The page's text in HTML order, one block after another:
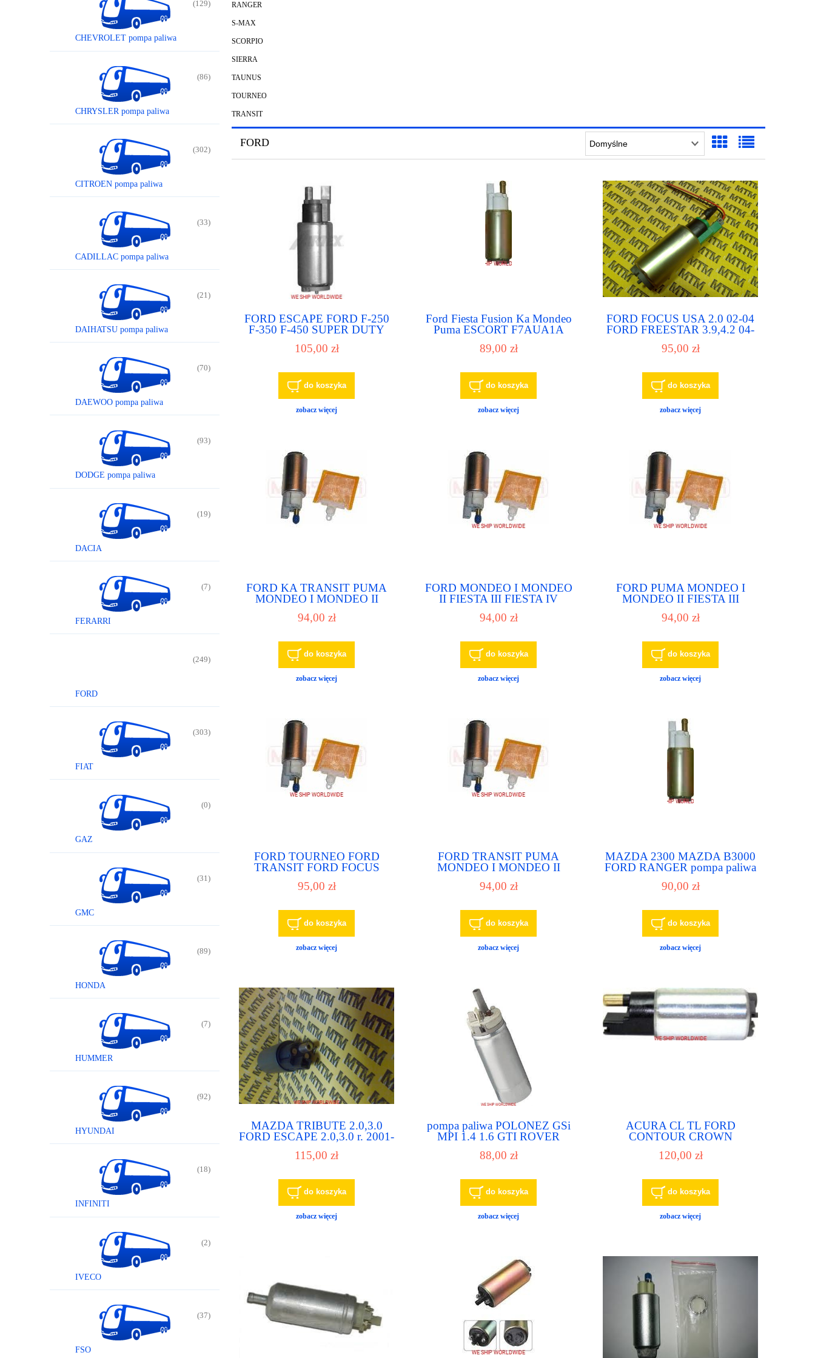
CHEVROLET pompa paliwa
(129)
CHRYSLER pompa paliwa
(86)
CITROEN pompa paliwa
(302)
CADILLAC pompa paliwa
(33)
DAIHATSU pompa paliwa
(21)
DAEWOO pompa paliwa
(70)
DODGE pompa paliwa
(93)
DACIA
(19)
FERARRI
(7)
FORD
(249)
FIAT
(303)
GAZ
(0)
GMC
(31)
HONDA
(89)
HUMMER
(7)
HYUNDAI
(92)
INFINITI
(18)
IVECO
(2)
FSO
(37)
RANGER
S-MAX
SCORPIO
SIERRA
TAUNUS
TOURNEO
TRANSIT
FORD
FORD ESCAPE FORD F-250
F-350 F-450 SUPER DUTY
TAURUS FORD
pompka paliwowa
105,00 zł
do koszyka
zobacz więcej
Ford Fiesta Fusion Ka Mondeo
Puma ESCORT F7AUA1A
89,00 zł
do koszyka
zobacz więcej
FORD FOCUS USA 2.0 02-04
FORD FREESTAR 3.9,4.2 04-
05-06 pompa paliwa, pompka
95,00 zł
do koszyka
zobacz więcej
FORD KA TRANSIT PUMA
MONDEO I MONDEO II
ESCORT VII pompa paliwa
94,00 zł
do koszyka
zobacz więcej
FORD MONDEO I MONDEO
II FIESTA III FIESTA IV
PUMA pompa paliwa pompka
94,00 zł
do koszyka
zobacz więcej
FORD PUMA MONDEO I
MONDEO II FIESTA III
TRANSIT KA pompa paliwa
94,00 zł
do koszyka
zobacz więcej
FORD TOURNEO FORD
TRANSIT FORD FOCUS
MONDEO II pompa paliwa
95,00 zł
do koszyka
zobacz więcej
FORD TRANSIT PUMA
MONDEO I MONDEO II
ESCORT VII KA pompa paliwa
94,00 zł
do koszyka
zobacz więcej
MAZDA 2300 MAZDA B3000
FORD RANGER pompa paliwa
90,00 zł
do koszyka
zobacz więcej
MAZDA TRIBUTE 2.0,3.0
FORD ESCAPE 2.0,3.0 r. 2001-
paliwa,pompka paliwowa
115,00 zł
do koszyka
zobacz więcej
pompa paliwa POLONEZ GSi
MPI 1.4 1.6 GTI ROVER
88,00 zł
do koszyka
zobacz więcej
ACURA CL TL FORD
CONTOUR CROWN
E450 pompa paliwa pompka
120,00 zł
do koszyka
zobacz więcej